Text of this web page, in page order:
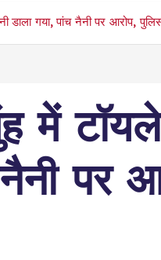
डाला गया, पांच नैनी पर आरोप,
में
पर